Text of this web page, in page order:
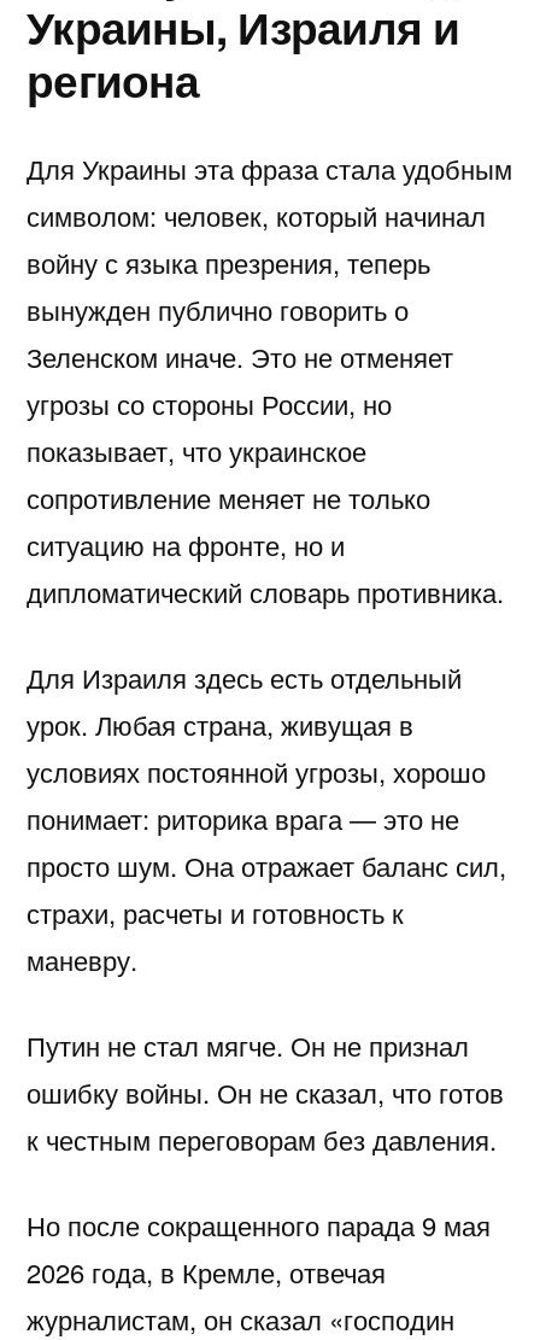
Украины, Израиля и
региона
Для Украины эта фраза стала удобным
символом: человек, который начинал
войну с языка презрения, теперь
вынужден публично говорить о
Зеленском иначе. Это не отменяет
угрозы со стороны России, но
показывает, что украинское
сопротивление меняет не только
ситуацию на фронте, но и
дипломатический словарь противника.
Для Израиля здесь есть отдельный
урок. Любая страна, живущая в
условиях постоянной угрозы, хорошо
понимает: риторика врага — это не
просто шум. Она отражает баланс сил,
страхи, расчеты и готовность к
маневру.
Путин не стал мягче. Он не признал
ошибку войны. Он не сказал, что готов
к честным переговорам без давления.
Но после сокращенного парада 9 мая
2026 года, в Кремле, отвечая
журналистам, он сказал «господин